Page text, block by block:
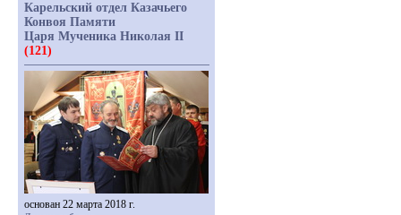
Карельский отдел Казачьего
Конвоя Памяти
Царя Мученика Николая II
(121)
основан 22 марта 2018 г.